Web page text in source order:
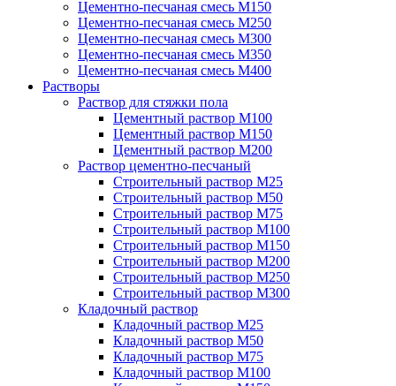
Цементно-песчаная смесь М150
Цементно-песчаная смесь М250
Цементно-песчаная смесь М300
Цементно-песчаная смесь М350
Цементно-песчаная смесь М400
Растворы
Раствор для стяжки пола
Цементный раствор М100
Цементный раствор М150
Цементный раствор М200
Раствор цементно-песчаный
Строительный раствор М25
Строительный раствор М50
Строительный раствор М75
Строительный раствор М100
Строительный раствор М150
Строительный раствор М200
Строительный раствор М250
Строительный раствор М300
Кладочный раствор
Кладочный раствор М25
Кладочный раствор М50
Кладочный раствор М75
Кладочный раствор М100